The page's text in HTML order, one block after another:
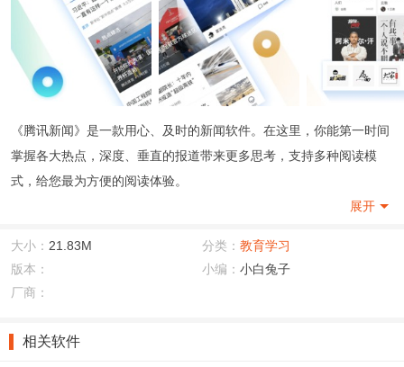
《腾讯新闻》是一款用心、及时的新闻软件。在这里，你能第一时间
掌握各大热点，深度、垂直的报道带来更多思考，支持多种阅读模
式，给您最为方便的阅读体验。
1.每日新闻及时报道，洞察真相，领先一步
2.视频图片多媒体资讯，舒适体验，值得拥有
3.专题新闻，聚合报道重要新闻事件，了解事件全貌
5.离线下载智能启动,没有网络也有的看
展开
大小： 21.83M 分类： 教育学习
版本：
小编： 小白兔子
厂商：
相关软件